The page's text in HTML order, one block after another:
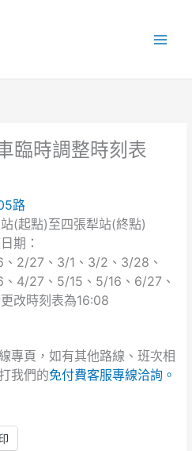
臨時調整時刻表
路
(起點)至四張犁站(終點)
期：
2/27、3/1、3/2、3/28、
4/27、5/15、5/16、6/27、
改時刻表為16:08
專頁，如有其他路線、班次相
我們的免付費客服專線洽詢。